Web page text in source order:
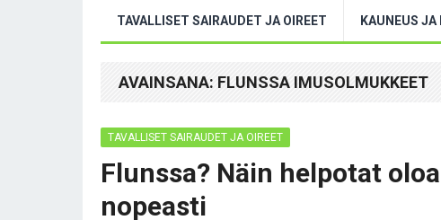
TAVALLISET SAIRAUDET JA OIREET KAUNEUS JA
AVAINSANA: FLUNSSA IMUSOLMUKKEET
TAVALLISET SAIRAUDET JA OIREET
Flunssa? Näin helpotat
nopeasti